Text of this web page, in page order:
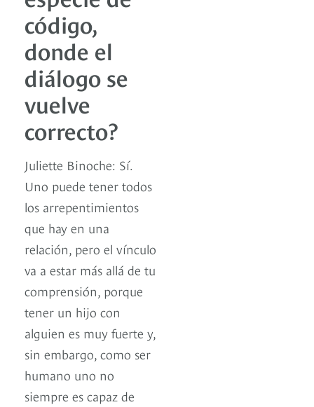
código,
donde el
diálogo se
vuelve
correcto?
Juliette Binoche: Sí.
Uno puede tener todos
los arrepentimientos
que hay en una
relación, pero el vínculo
va a estar más allá de tu
comprensión, porque
tener un hijo con
alguien es muy fuerte y,
sin embargo, como ser
humano uno no
siempre es capaz de